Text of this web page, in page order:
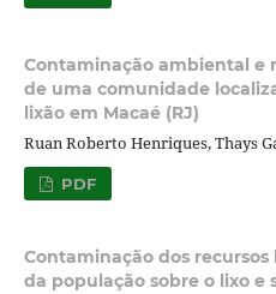
Contaminação ambiental e
de uma comunidade
lixão em Macaé (RJ)
Ruan Roberto Henriques, Thays
PDF
Contaminação dos
da população sobre o lixo e